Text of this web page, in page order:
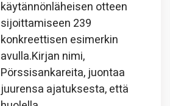
käytännönläheisen otteen
sijoittamiseen 239
konkreettisen esimerkin
avulla.Kirjan nimi,
Pörssisankareita, juontaa
juurensa ajatuksesta, että